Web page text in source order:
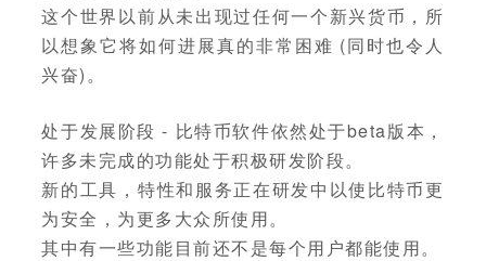
这个世界以前从未出现过任何一个新兴货币，所
以想象它将如何进展真的非常困难 (同时也令人
兴奋)。
处于发展阶段 - 比特币软件依然处于beta版本，
许多未完成的功能处于积极研发阶段。
新的工具，特性和服务正在研发中以使比特币更
为安全，为更多大众所使用。
其中有一些功能目前还不是每个用户都能使用。